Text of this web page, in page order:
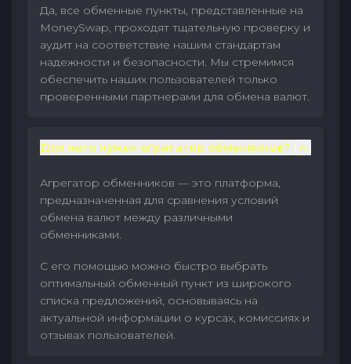
Да, все обменные пункты, представленные на
MoneySwap, проходят тщательную проверку и
аудит на соответствие нашим стандартам
надежности и безопасности. Мы стремимся
обеспечить наших пользователей только
проверенными партнерами для обмена валют.
Для чего нужен агрегатор обменников?
Агрегатор обменников — это платформа,
предназначенная для сравнения условий
обмена валют между различными
обменниками.
С его помощью можно быстро выбрать
оптимальный обменный пункт из широкого
списка предложений, основываясь на
актуальной информации о курсах, комиссиях и
отзывах пользователей.